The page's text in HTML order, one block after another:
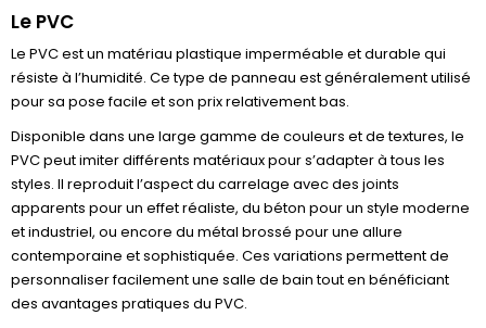
Le PVC
Le PVC est un matériau plastique imperméable et durable qui
résiste à l’humidité. Ce type de panneau est généralement utilisé
pour sa pose facile et son prix relativement bas.
Disponible dans une large gamme de couleurs et de textures, le
PVC peut imiter différents matériaux pour s’adapter à tous les
styles. Il reproduit l’aspect du carrelage avec des joints
apparents pour un effet réaliste, du béton pour un style moderne
et industriel, ou encore du métal brossé pour une allure
contemporaine et sophistiquée. Ces variations permettent de
personnaliser facilement une salle de bain tout en bénéficiant
des avantages pratiques du PVC.